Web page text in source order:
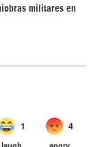
militares en